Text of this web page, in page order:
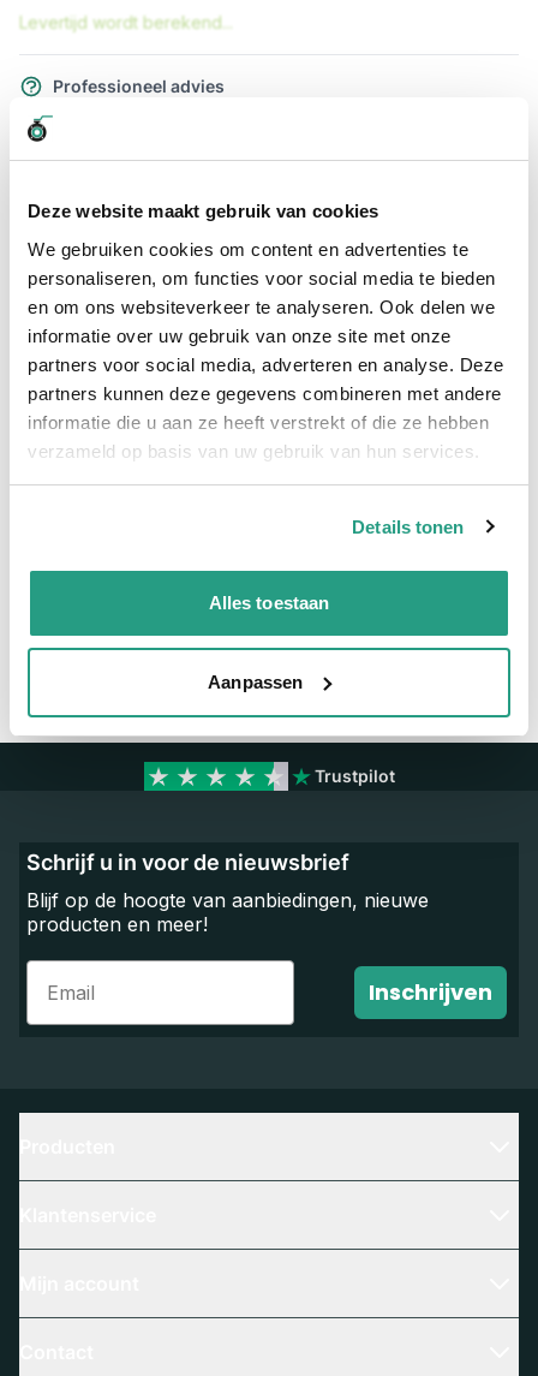
Deze website maakt gebruik van cookies
We gebruiken cookies om content en advertenties te
personaliseren, om functies voor social media te bieden
en om ons websiteverkeer te analyseren. Ook delen we
informatie over uw gebruik van onze site met onze
partners voor social media, adverteren en analyse. Deze
partners kunnen deze gegevens combineren met andere
informatie die u aan ze heeft verstrekt of die ze hebben
verzameld op basis van uw gebruik van hun services.
Details tonen
Alles toestaan
Aanpassen
Levertijd wordt berekend...
Professioneel advies
Snel naar
Meer informatie
Meer informatie
Binnendiameter 100mm
Rollengte 20 mtr
We zijn beschikbaar van ma t/m vr van 08:00 tot 17:00 uur.
Trustpilot
Schrijf u in voor de nieuwsbrief
Blijf op de hoogte van aanbiedingen, nieuwe
producten en meer!
Email
Inschrijven